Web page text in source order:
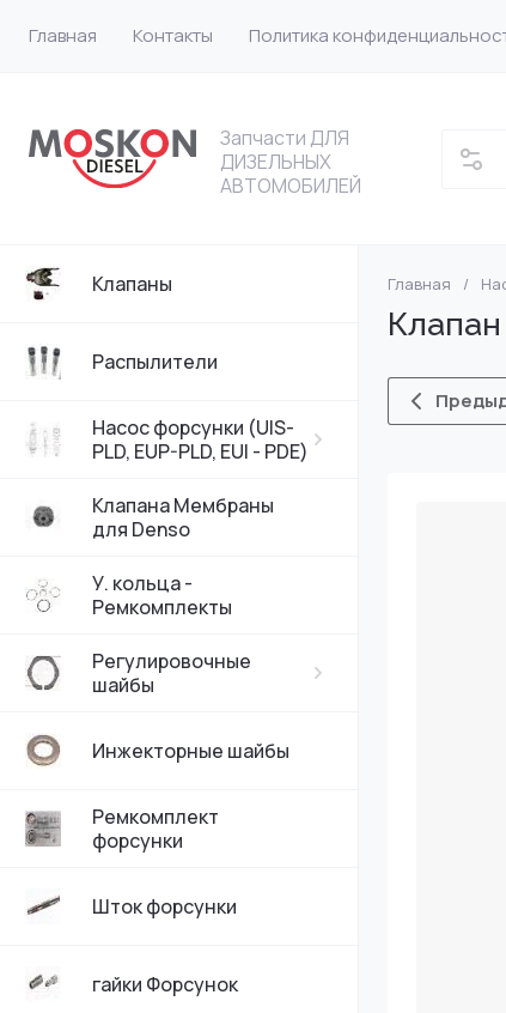
Главная Контакты Политика
Запчасти ДЛЯ
ДИЗЕЛЬНЫХ
АВТОМОБИЛЕЙ
Клапаны
Распылители
Насос форсунки (UIS-
PLD, EUP-PLD, EUI - PDE)
Насос
Насос
Клапана Мембраны
для Denso
У. кольца -
Ремкомплекты
Регулировочные
шайбы
VW
DELPHI
Инжекторные шайбы
Ремкомплект
форсунки
Шток форсунки
гайки Форсунок
Главная /
Клапан